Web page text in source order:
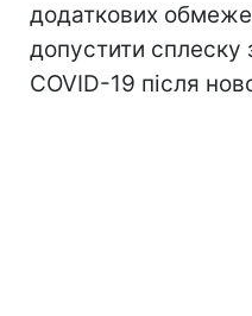
додаткових
допустити сплеску
COVID-19 після